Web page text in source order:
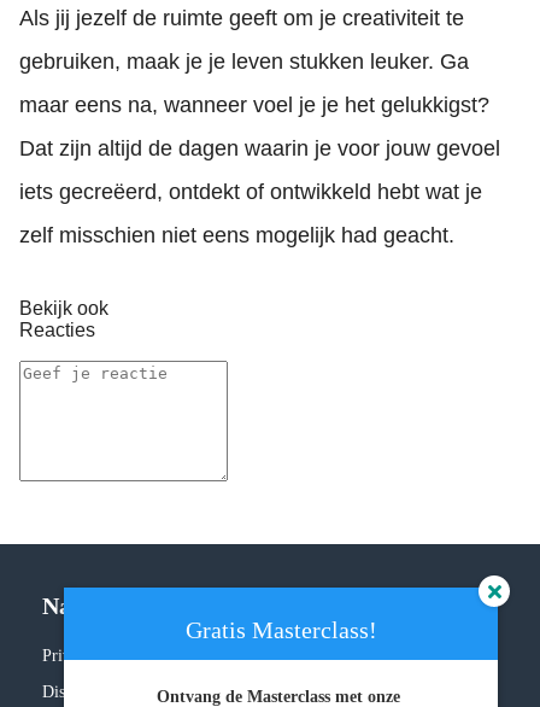
Als jij jezelf de ruimte geeft om je creativiteit te
gebruiken, maak je je leven stukken leuker. Ga
maar eens na, wanneer voel je je het gelukkigst?
Dat zijn altijd de dagen waarin je voor jouw gevoel
iets gecreëerd, ontdekt of ontwikkeld hebt wat je
zelf misschien niet eens mogelijk had geacht.
Bekijk ook
Reacties
Navigatie
Privacy policy
Disclaimer
Gratis Masterclass!
Ontvang de Masterclass met onze